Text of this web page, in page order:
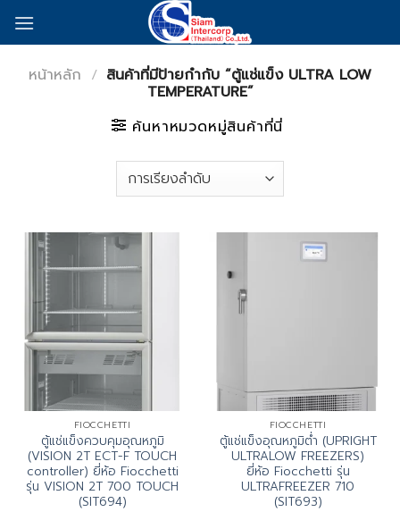
หน้าหลัก / สินค้าที่มีป้ายกำกับ “ตู้แช่แข็ง ULTRA LOW
TEMPERATURE”
ค้นหาหมวดหมู่สินค้าที่นี่
FIOCCHETTI
ตู้แช่แข็งควบคุมอุณหภูมิ
(VISION 2T ECT-F TOUCH
controller) ยี่ห้อ Fiocchetti
รุ่น VISION 2T 700 TOUCH
(SIT694)
FIOCCHETTI
ตู้แช่แข็งอุณหภูมิต่ำ (UPRIGHT
ULTRALOW FREEZERS)
ยี่ห้อ Fiocchetti รุ่น
ULTRAFREEZER 710
(SIT693)